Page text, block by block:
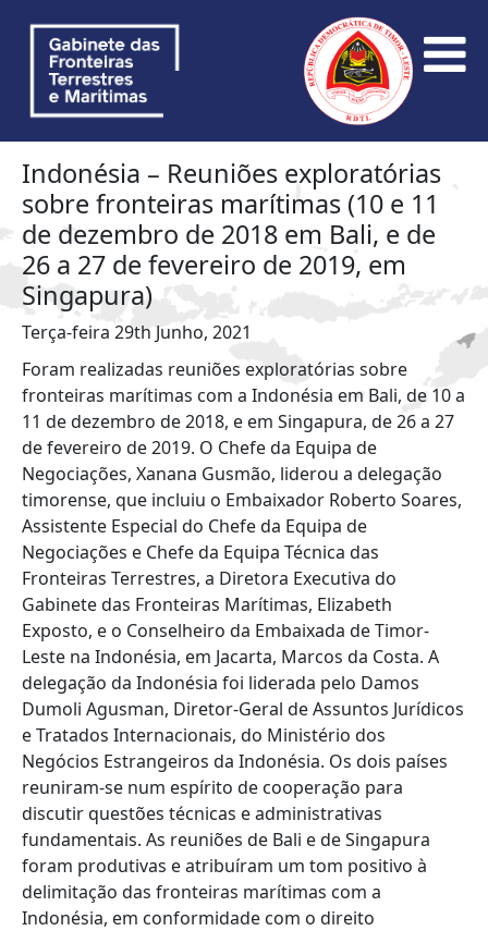
Indonésia – Reuniões exploratórias
sobre fronteiras marítimas (10 e 11
de dezembro de 2018 em Bali, e de
26 a 27 de fevereiro de 2019, em
Singapura)
Terça-feira 29th Junho, 2021
Foram realizadas reuniões exploratórias sobre
fronteiras marítimas com a Indonésia em Bali, de 10 a
11 de dezembro de 2018, e em Singapura, de 26 a 27
de fevereiro de 2019. O Chefe da Equipa de
Negociações, Xanana Gusmão, liderou a delegação
timorense, que incluiu o Embaixador Roberto Soares,
Assistente Especial do Chefe da Equipa de
Negociações e Chefe da Equipa Técnica das
Fronteiras Terrestres, a Diretora Executiva do
Gabinete das Fronteiras Marítimas, Elizabeth
Exposto, e o Conselheiro da Embaixada de Timor-
Leste na Indonésia, em Jacarta, Marcos da Costa. A
delegação da Indonésia foi liderada pelo Damos
Dumoli Agusman, Diretor-Geral de Assuntos Jurídicos
e Tratados Internacionais, do Ministério dos
Negócios Estrangeiros da Indonésia. Os dois países
reuniram-se num espírito de cooperação para
discutir questões técnicas e administrativas
fundamentais. As reuniões de Bali e de Singapura
foram produtivas e atribuíram um tom positivo à
delimitação das fronteiras marítimas com a
Indonésia, em conformidade com o direito